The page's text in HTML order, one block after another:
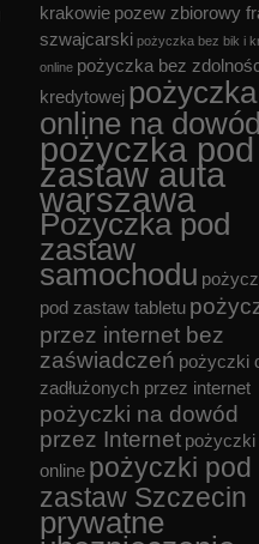
krakowie pozew zbiorowy
szwajcarski pożyczka bez bik i
online pożyczka bez
kredytowej pożyczka
online na
pożyczka pod
zastaw auta
warszawa
Pożyczka pod
zastaw
samochodu
pod zastaw tabletu
przez internet bez
zaświadczeń pożyczki
zadłużonych przez internet
pożyczki na dowód
przez Internet pożyczki
online pożyczki pod
zastaw Szczecin
prywatne